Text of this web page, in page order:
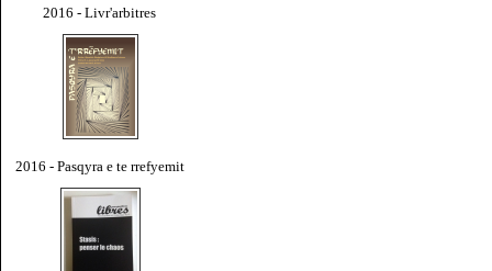
2016 - Livr'arbitres
2016 - Pasqyra e te rrefyemit